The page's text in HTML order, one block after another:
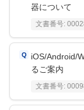
器について
文書番号:
iOS/Android/
るご案内
文書番号: